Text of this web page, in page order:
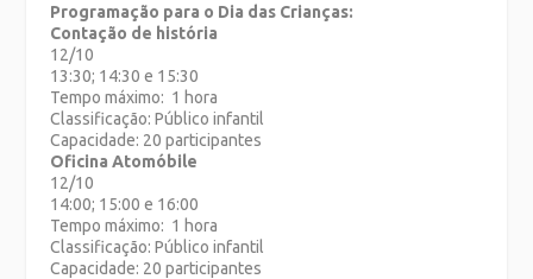
Programação para o Dia das Crianças:
Contação de história
12/10
13:30; 14:30 e 15:30
Tempo máximo: 1 hora
Classificação: Público infantil
Capacidade: 20 participantes
Oficina Atomóbile
12/10
14:00; 15:00 e 16:00
Tempo máximo: 1 hora
Classificação: Público infantil
Capacidade: 20 participantes